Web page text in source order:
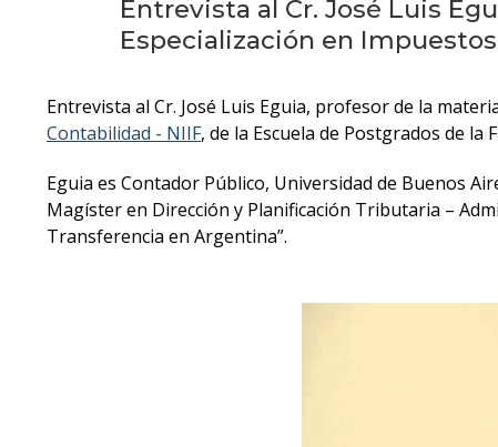
Entrevista al Cr. José Luis
Especialización en
Entrevista al Cr. José Luis Eguia, profesor de la
Contabilidad - NIIF, de la Escuela de Postgrados de la
Eguia es Contador Público, Universidad de Buenos
Magíster en Dirección y Planificación Tributaria –
Transferencia en Argentina”.